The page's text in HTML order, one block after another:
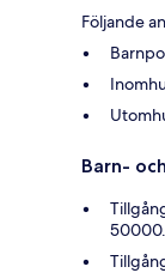
Följande
Barn-